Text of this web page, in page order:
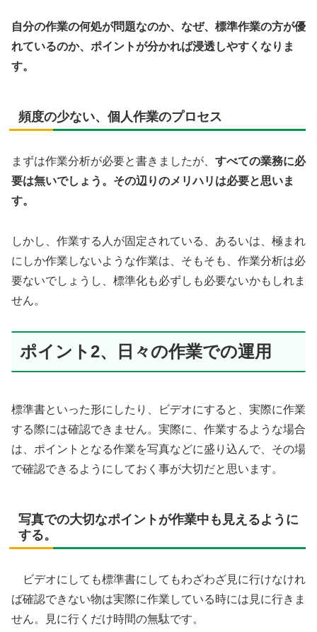
自分の作業の何処が問題なのか、なぜ、標準作業の方が優
れているのか、ポイントが分かれば浸透しやすくなりま
す。
頻度の少ない、個人作業のプロセス
まずは作業分析が必要と書きましたが、 すべての業務に必
要は無いでしょう。その辺りのメリハリは必要と思いま
す。
しかし、作業する人が固定されている、あるいは、極まれ
にしか作業しないような作業は、そもそも、作業分析は必
要ないでしょうし、標準化も必ずしも必要ないかもしれま
せん。
ポイント2、日々の作業での運用
標準書といった形にしたり、ビデオにすると、実際に作業
する際には確認できません。実際に、作業するような場合
は、ポイントとなる作業を写真などに盛り込んで、その場
で確認できるようにしておく事が大切だと思います。
写真での大切なポイントが作業中も見えるように
する。
ビデオにしても標準書にしてもわざわざ見に行けなけれ
ば確認できない物は実際に作業している時には見に行きま
せん。見に行くだけ時間の無駄です。